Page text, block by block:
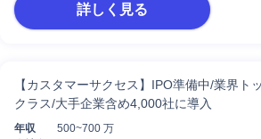
詳しく見る
【カスタマーサクセス】IPO準備中/業界ト
クラス/大手企業含め4,000社に導入
年収
500~700 万